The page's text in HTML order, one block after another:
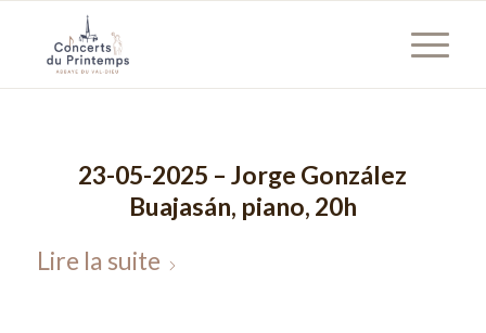
23-05-2025 – Jorge González
Buajasán, piano, 20h
Lire la suite